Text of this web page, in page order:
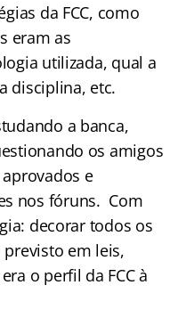
da FCC, como
eram as
utilizada, qual a
disciplina, etc.
a banca,
os amigos
e
nos fóruns. Com
decorar todos os
em leis,
o perfil da FCC à